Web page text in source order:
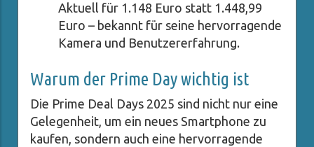
Aktuell für 1.148 Euro statt 1.448,99
Euro – bekannt für seine hervorragende
Kamera und Benutzererfahrung.
Warum der Prime Day wichtig ist
Die Prime Deal Days 2025 sind nicht nur eine
Gelegenheit, um ein neues Smartphone zu
kaufen, sondern auch eine hervorragende